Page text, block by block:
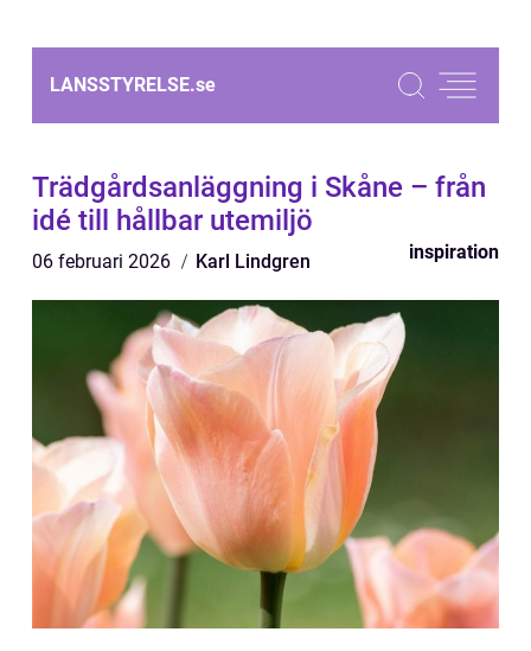
LANSSTYRELSE.se
Trädgårdsanläggning i Skåne – från
idé till hållbar utemiljö
06 februari 2026 Karl Lindgren inspiration